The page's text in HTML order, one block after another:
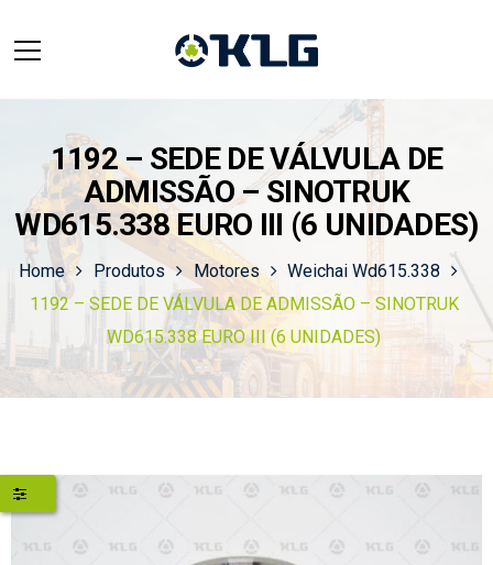
1192 – SEDE DE VÁLVULA DE
ADMISSÃO – SINOTRUK
WD615.338 EURO III (6 UNIDADES)
Home Produtos Motores
Weichai Wd615.338
1192 – SEDE DE VÁLVULA DE ADMISSÃO – SINOTRUK
WD615.338 EURO III (6 UNIDADES)